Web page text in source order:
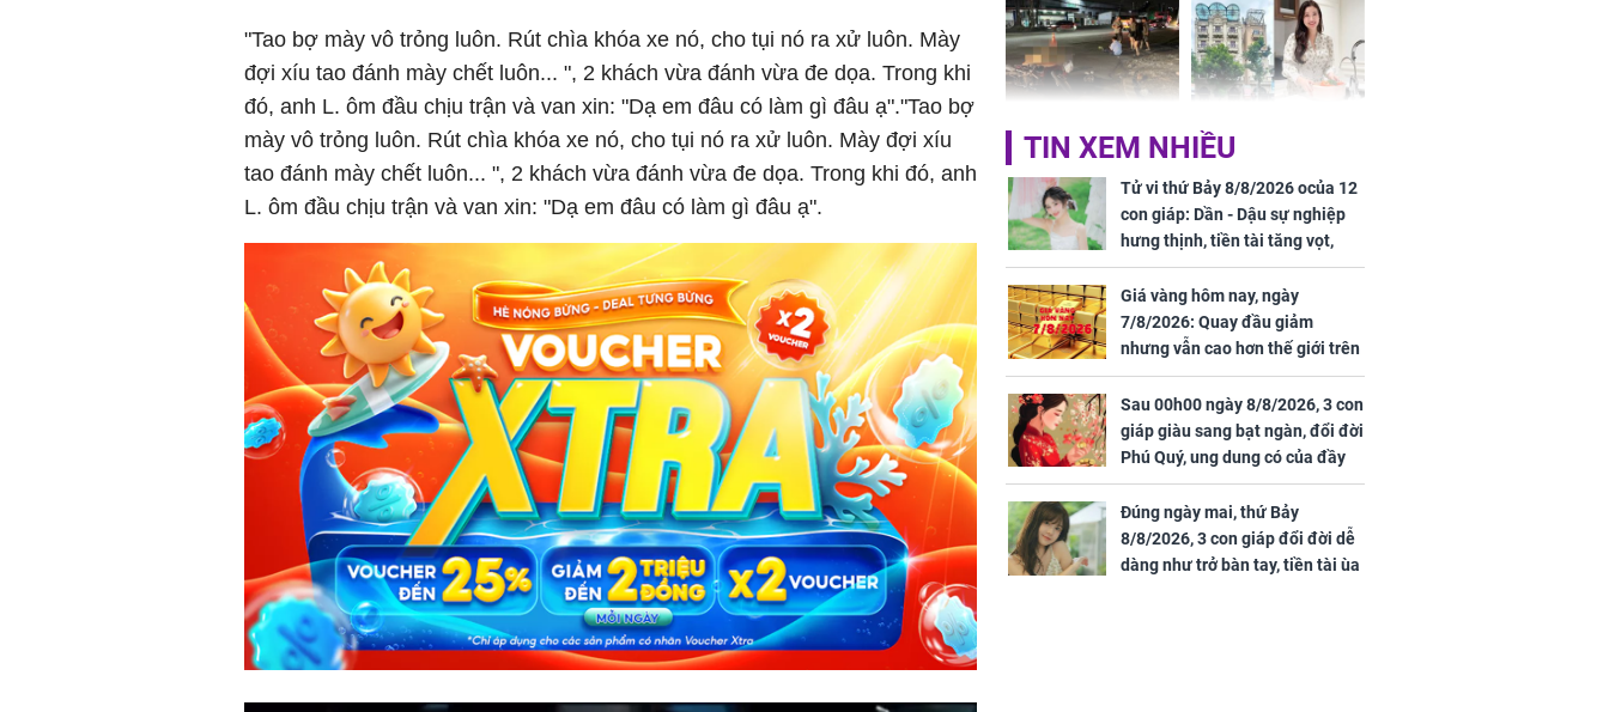
"Tao bợ mày vô trỏng luôn. Rút chìa khóa xe nó, cho tụi nó ra xử luôn. Mày
đợi xíu tao đánh mày chết luôn... ", 2 khách vừa đánh vừa đe dọa. Trong khi
đó, anh L. ôm đầu chịu trận và van xin: "Dạ em đâu có làm gì đâu ạ"."Tao bợ
mày vô trỏng luôn. Rút chìa khóa xe nó, cho tụi nó ra xử luôn. Mày đợi xíu
tao đánh mày chết luôn... ", 2 khách vừa đánh vừa đe dọa. Trong khi đó, anh
L. ôm đầu chịu trận và van xin: "Dạ em đâu có làm gì đâu ạ".
TP.HCM: Nữ công nhân
tử vong trên đường đi
làm về trong khu công
nghiệp Sóng Thần
Đỗ Mỹ Linh hé lộ góc
bếp chill của nhà mới -
cạnh biệt thự bầu Hiển
Sau 00h00 ngày
8/8/2026, 3 con giáp
giàu sang bạt ngàn,
đổi đời Phú Quý, ung
dung có của đầy nhà,
ngày càng hưng thịnh
sung túc
TIN XEM NHIỀU
Tử vi thứ Bảy 8/8/2026 ocủa 12
con giáp: Dần - Dậu sự nghiệp
hưng thịnh, tiền tài tăng vọt,
Mão - Thân công việc bất trắc,
tiền mất tật mang
Giá vàng hôm nay, ngày
7/8/2026: Quay đầu giảm
nhưng vẫn cao hơn thế giới trên
7 triệu đồng
Sau 00h00 ngày 8/8/2026, 3 con
giáp giàu sang bạt ngàn, đổi đời
Phú Quý, ung dung có của đầy
nhà, ngày càng hưng thịnh sung
túc
Đúng ngày mai, thứ Bảy
8/8/2026, 3 con giáp đổi đời dễ
dàng như trở bàn tay, tiền tài ùa